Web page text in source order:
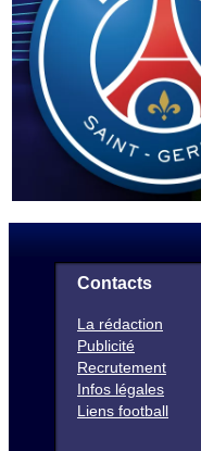
Contacts
La rédaction
Publicité
Recrutement
Infos légales
Liens football